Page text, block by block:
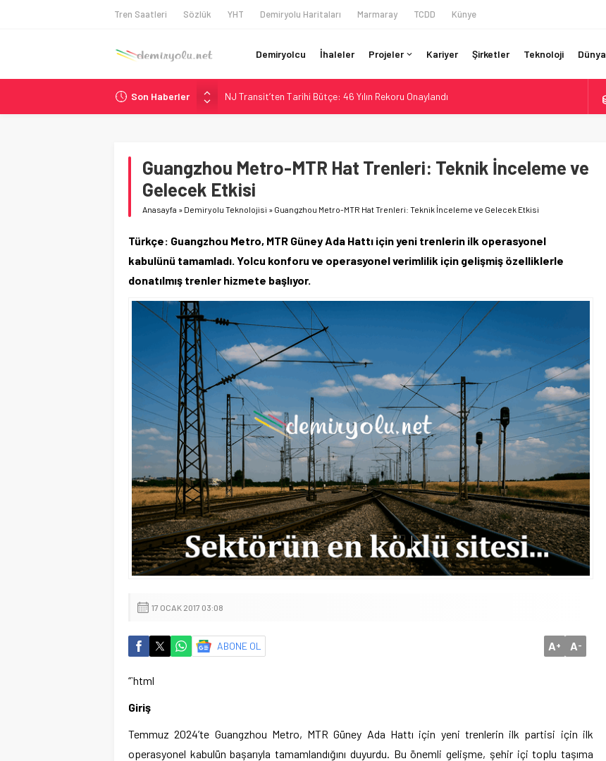
Tren Saatleri Sözlük YHT Demiryolu Haritaları Marmaray TCDD Künye
Demiryolcu İhaleler Projeler Kariyer Şirketler Teknoloji Dünya
Son Haberler
NJ Transit’ten Tarihi Bütçe: 46 Yılın Rekoru Onaylandı
Rocky Mountain, Güneş Enerjili Tesisten İlk Rayı Sevk Etti
Long Beach Limanı’na 58 Milyon Dolarlık Yeşil Yatırım Ödülü
Chicago’da Metra Polisi BVLOS Drone’larla Müdahale Süresini Kısalttı
Guangzhou Metro-MTR Hat Trenleri: Teknik İnceleme ve
Gelecek Etkisi
Anasayfa » Demiryolu Teknolojisi » Guangzhou Metro-MTR Hat Trenleri: Teknik İnceleme ve Gelecek Etkisi
Türkçe: Guangzhou Metro, MTR Güney Ada Hattı için yeni trenlerin ilk operasyonel
kabulünü tamamladı. Yolcu konforu ve operasyonel verimlilik için gelişmiş özelliklerle
donatılmış trenler hizmete başlıyor.
17 OCAK 2017 03:08
ABONE OL A+ A-
“`html
Giriş
Temmuz 2024’te Guangzhou Metro, MTR Güney Ada Hattı için yeni trenlerin ilk partisi için ilk
operasyonel kabulün başarıyla tamamlandığını duyurdu. Bu önemli gelişme, şehir içi toplu taşıma